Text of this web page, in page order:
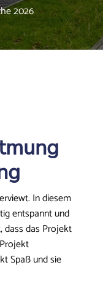
2026
In diesem
entspannt und
dass das Projekt
Spaß und sie